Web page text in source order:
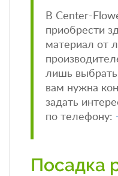
В Center-
приобрести
материал от
лишь выбрать
вам нужна
задать
по телефону:
Посадка